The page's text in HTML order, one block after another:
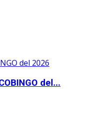
del...